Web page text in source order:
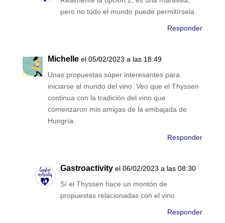
pero no todo el mundo puede permitírsela
Responder
Michelle el 05/02/2023 a las 18:49
Unas propuestas súper interesantes para
iniciarse al mundo del vino. Veo que el Thyssen
continua con la tradición del vino que
comenzaron mis amigas de la embajada de
Hungría.
Responder
Gastroactivity el 06/02/2023 a las 08:30
Sí el Thyssen hace un montón de
propuestas relacionadas con el vino
Responder